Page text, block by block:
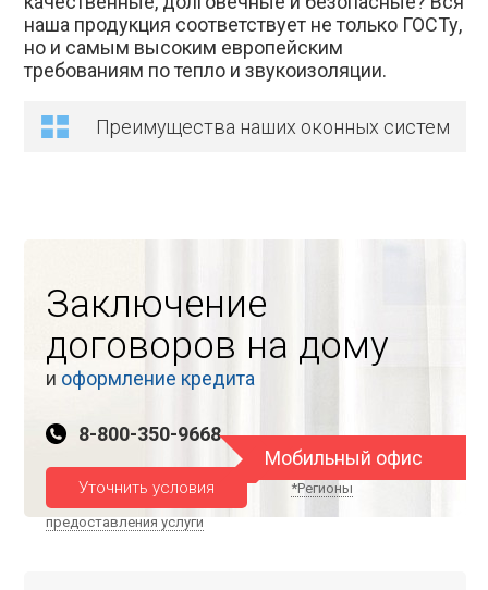
наша продукция соответствует не только ГОСТу,
но и самым высоким европейским
требованиям по тепло и звукоизоляции.
Преимущества наших оконных систем
Мобильный офис
Заключение
договоров на дому
и оформление кредита
8-800-350-9668
Уточнить условия *Регионы
предоставления услуги